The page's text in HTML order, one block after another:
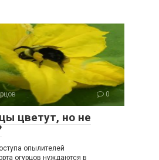
0
цветут, но не
опылителей
огурцов нуждаются в